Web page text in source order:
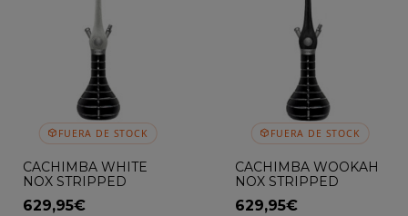
FUERA DE STOCK
CACHIMBA WHITE
NOX STRIPPED
BLACK
629,95€
FUERA DE STOCK
CACHIMBA WOOKAH
NOX STRIPPED
BLACK
629,95€